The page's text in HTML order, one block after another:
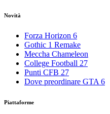
Novità
Forza Horizon 6
Gothic 1 Remake
Meccha Chameleon
College Football 27
Punti CFB 27
Dove preordinare GTA 6
Piattaforme